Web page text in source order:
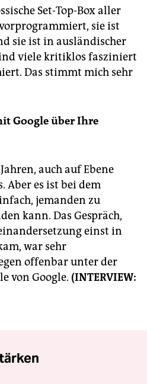
Set-Top-Box aller
sie ist
sie ist in ausländischer
viele kritiklos fasziniert
Das stimmt mich sehr
Google über Ihre
auch auf Ebene
Aber es ist bei dem
jemanden zu
kann. Das Gespräch,
einst in
war sehr
offenbar unter der
von Google. (INTERVIEW: